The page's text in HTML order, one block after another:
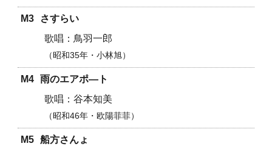
M3
さすらい
鳥羽一郎
昭和35年・小林旭
M4 雨のエアポ―ト
谷本知美
昭和46年・欧陽菲菲
M5 船方さんょ